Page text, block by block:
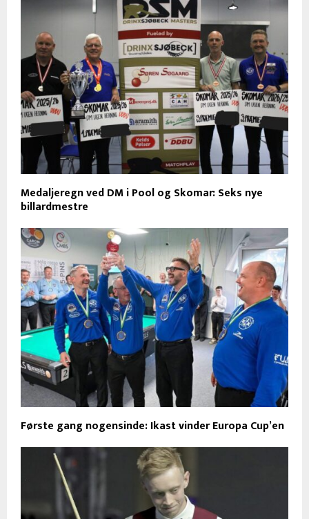
Medaljeregn ved DM i Pool og Skomar: Seks nye
billardmestre
Første gang nogensinde: Ikast vinder Europa Cup’en